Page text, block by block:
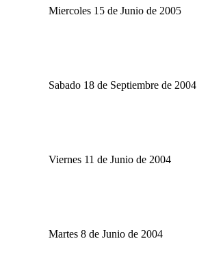
Miercoles 15 de Junio de 2005
Sabado 18 de Septiembre de 2004
Viernes 11 de Junio de 2004
Martes 8 de Junio de 2004